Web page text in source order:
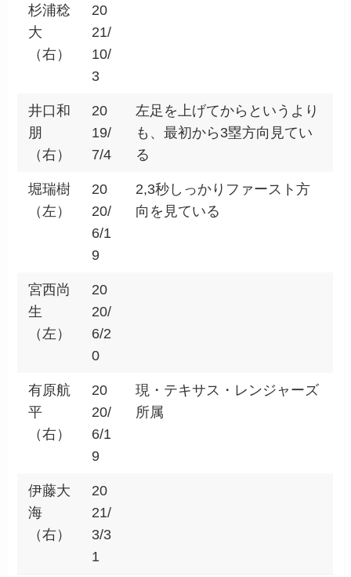
杉浦稔
大
（右）
20
21/
10/
3
井口和
朋
（右）
20
19/
7/4
左足を上げてからというより
も、最初から3塁方向見てい
る
堀瑞樹
（左）
20
20/
6/1
9
2,3秒しっかりファースト方
向を見ている
宮西尚
生
（左）
20
20/
6/2
0
有原航
平
（右）
20
20/
6/1
9
現・テキサス・レンジャーズ
所属
伊藤大
海
（右）
20
21/
3/3
1